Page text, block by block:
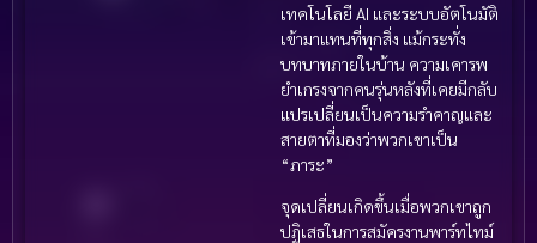
เทคโนโลยี AI และระบบอัตโนมัติ
เข้ามาแทนที่ทุกสิ่ง แม้กระทั่ง
บทบาทภายในบ้าน ความเคารพ
ยำเกรงจากคนรุ่นหลังที่เคยมีกลับ
แปรเปลี่ยนเป็นความรำคาญและ
สายตาที่มองว่าพวกเขาเป็น
“ภาระ”
จุดเปลี่ยนเกิดขึ้นเมื่อพวกเขาถูก
ปฏิเสธในการสมัครงานพาร์ทไทม์